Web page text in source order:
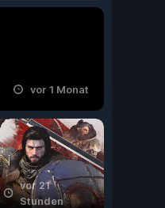
vor 1 Monat
vor 21
Stunden